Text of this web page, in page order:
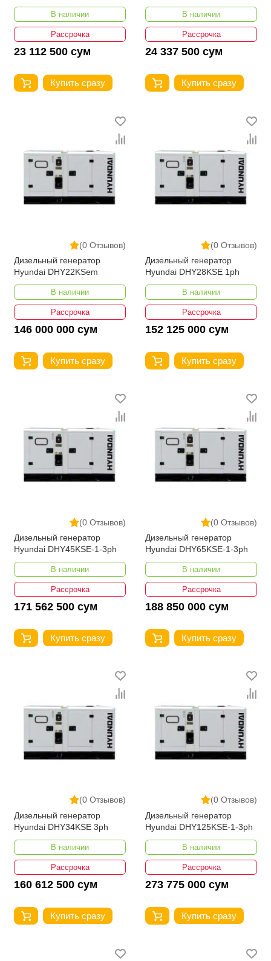
В наличии
Рассрочка
23 112 500 сум
Купить сразу
3ph
В наличии
Рассрочка
24 337 500 сум
Купить сразу
(0 Отзывов)
Дизельный генератор
Hyundai DHY22KSem
В наличии
Рассрочка
146 000 000 сум
Купить сразу
(0 Отзывов)
Дизельный генератор
Hyundai DHY28KSE 1ph
В наличии
Рассрочка
152 125 000 сум
Купить сразу
(0 Отзывов)
Дизельный генератор
Hyundai DHY45KSE-1-3ph
В наличии
Рассрочка
171 562 500 сум
Купить сразу
(0 Отзывов)
Дизельный генератор
Hyundai DHY65KSE-1-3ph
В наличии
Рассрочка
188 850 000 сум
Купить сразу
(0 Отзывов)
Дизельный генератор
Hyundai DHY34KSE 3ph
В наличии
Рассрочка
160 612 500 сум
Купить сразу
(0 Отзывов)
Дизельный генератор
Hyundai DHY125KSE-1-3ph
В наличии
Рассрочка
273 775 000 сум
Купить сразу